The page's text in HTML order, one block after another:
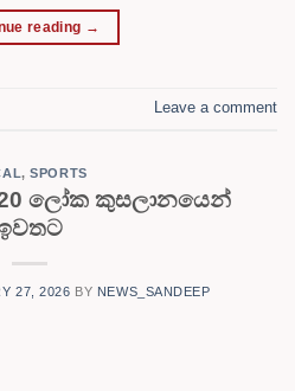
reading →
Leave a comment
,SPORTS
T20 ලෝක කුසලානයෙන්
27, 2026 BY NEWS_SANDEEP